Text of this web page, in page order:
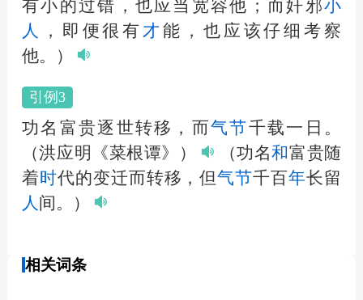
有小的过错，也应当宽容他；而奸邪小
人
，即便很有 才能，也应该仔细考察
他。）
引例3
功名富贵逐世转移，而气节千载一日。
（洪应明《菜根谭》）
（功名和富贵随
着 时代的变迁而转移，但气节千百年长留
人 间。）
相关词条